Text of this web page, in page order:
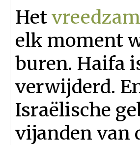
Het
elk moment
buren. Haifa
verwijderd.
Israëlische
vijanden van